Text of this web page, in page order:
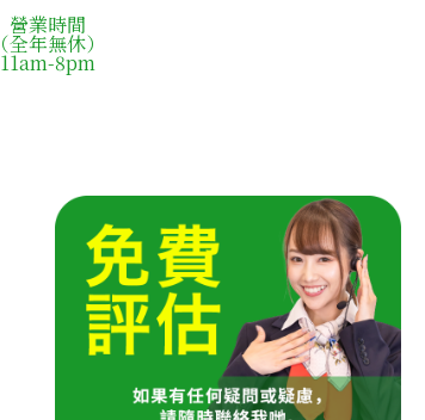
營業時間
（全年無休）
11am-8pm